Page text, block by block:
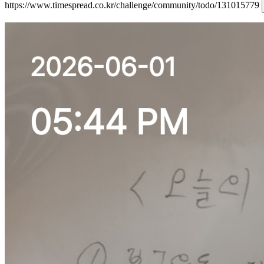
https://www.timespread.co.kr/challenge/community/todo/131015779